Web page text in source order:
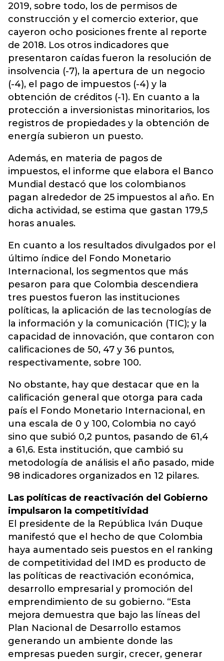
2019, sobre todo, los de permisos de
construcción y el comercio exterior, que
cayeron ocho posiciones frente al reporte
de 2018. Los otros indicadores que
presentaron caídas fueron la resolución de
insolvencia (-7), la apertura de un negocio
(-4), el pago de impuestos (-4) y la
obtención de créditos (-1). En cuanto a la
protección a inversionistas minoritarios, los
registros de propiedades y la obtención de
energía subieron un puesto.
Además, en materia de pagos de
impuestos, el informe que elabora el Banco
Mundial destacó que los colombianos
pagan alrededor de 25 impuestos al año. En
dicha actividad, se estima que gastan 179,5
horas anuales.
En cuanto a los resultados divulgados por el
último índice del Fondo Monetario
Internacional, los segmentos que más
pesaron para que Colombia descendiera
tres puestos fueron las instituciones
políticas, la aplicación de las tecnologías de
la información y la comunicación (TIC); y la
capacidad de innovación, que contaron con
calificaciones de 50, 47 y 36 puntos,
respectivamente, sobre 100.
No obstante, hay que destacar que en la
calificación general que otorga para cada
país el Fondo Monetario Internacional, en
una escala de 0 y 100, Colombia no cayó
sino que subió 0,2 puntos, pasando de 61,4
a 61,6. Esta institución, que cambió su
metodología de análisis el año pasado, mide
98 indicadores organizados en 12 pilares.
Las políticas de reactivación del Gobierno
impulsaron la competitividad
El presidente de la República Iván Duque
manifestó que el hecho de que Colombia
haya aumentado seis puestos en el ranking
de competitividad del IMD es producto de
las políticas de reactivación económica,
desarrollo empresarial y promoción del
emprendimiento de su gobierno. “Esta
mejora demuestra que bajo las líneas del
Plan Nacional de Desarrollo estamos
generando un ambiente donde las
empresas pueden surgir, crecer, generar